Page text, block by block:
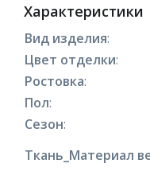
Характеристики
Вид изделия:
Цвет отделки:
Ростовка:
Пол:
Сезон:
Ткань_Материал